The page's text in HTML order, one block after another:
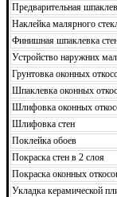
Предварительная
Наклейка малярного
Финишная шпаклевка
Устройство наружних
Грунтовка оконных
Шпаклевка оконных
Шлифовка оконных
Шлифовка стен
Поклейка обоев
Покраска стен в 2 слоя
Покраска оконных
Укладка керамической